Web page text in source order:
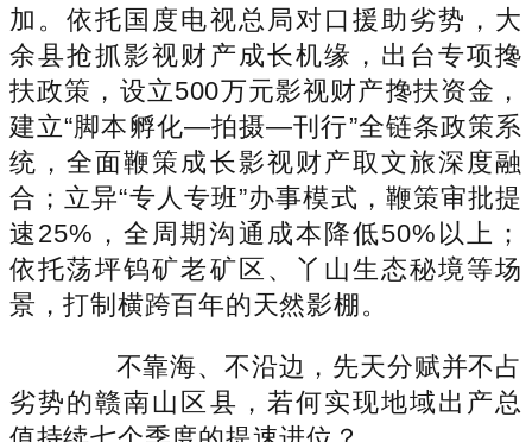
加。依托国度电视总局对口援助劣势，大
余县抢抓影视财产成长机缘，出台专项搀
扶政策，设立500万元影视财产搀扶资金，
建立“脚本孵化—拍摄—刊行”全链条政策系
统，全面鞭策成长影视财产取文旅深度融
合；立异“专人专班”办事模式，鞭策审批提
速25%，全周期沟通成本降低50%以上；
依托荡坪钨矿老矿区、丫山生态秘境等场
景，打制横跨百年的天然影棚。
不靠海、不沿边，先天分赋并不占
劣势的赣南山区县，若何实现地域出产总